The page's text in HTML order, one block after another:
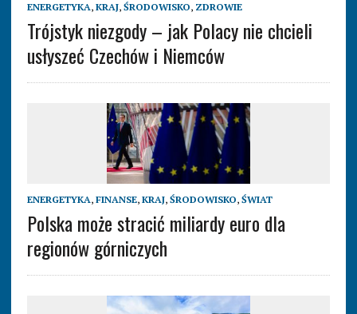
ENERGETYKA, KRAJ, ŚRODOWISKO, ZDROWIE
Trójstyk niezgody – jak Polacy nie chcieli
usłyszeć Czechów i Niemców
ENERGETYKA, FINANSE, KRAJ, ŚRODOWISKO, ŚWIAT
Polska może stracić miliardy euro dla
regionów górniczych